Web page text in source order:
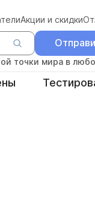
Акции и скидки
точки мира в